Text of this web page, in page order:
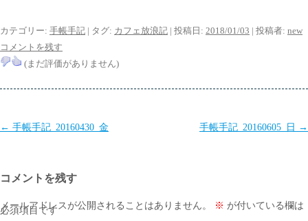
カテゴリー: 手帳手記 | タグ: カフェ放浪記 | 投稿日: 2018/01/03 | 投稿者: new
コメントを残す
(まだ評価がありません)
投
ビ
ゲ
← 手帳手記_20160430_金 手帳手記_20160605_日 →
コメントを残す
メールアドレスが公開されることはありません。 ※ が付いている欄は
必須項目です